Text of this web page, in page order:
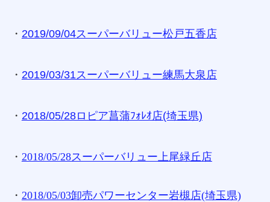
・ 2019/09/04スーパーバリュー松戸五香店
・ 2019/03/31スーパーバリュー練馬大泉店
・ 2018/05/28ロピア菖蒲ﾌｫﾚｵ店(埼玉県)
・ 2018/05/28スーパーバリュー上尾緑丘店
・ 2018/05/03卸売パワーセンター岩槻店(埼玉県)